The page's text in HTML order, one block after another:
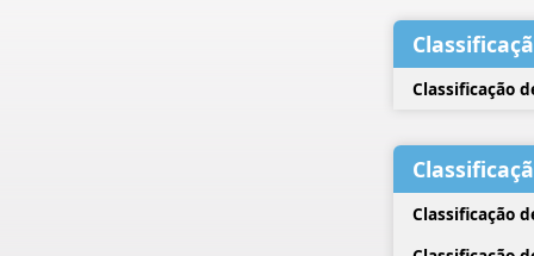
Classificação
Classificação